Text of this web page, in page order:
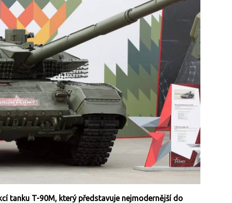
tanku T-90M, který představuje nejmodernější do